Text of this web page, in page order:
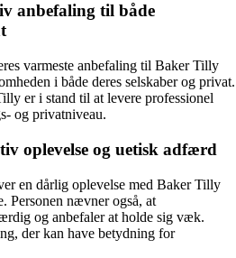
anbefaling til både
varmeste anbefaling til Baker Tilly
i både deres selskaber og privat.
er i stand til at levere professionel
og privatniveau.
oplevelse og uetisk adfærd
en dårlig oplevelse med Baker Tilly
Personen nævner også, at
og anbefaler at holde sig væk.
der kan have betydning for